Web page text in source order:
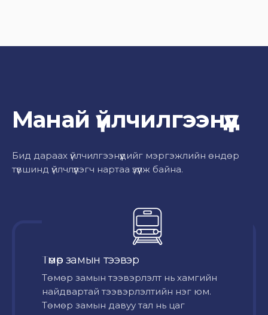
Манай үйлчилгээнүүд
Бид дараах үйлчилгээнүүдийг мэргэжлийн өндөр
түвшинд үйлчлүүлэгч нартаа үзүүлж байна.
Төмөр замын тээвэр
Төмөр замын тээвэрлэлт нь хамгийн
найдвартай тээвэрлэлтийн нэг юм.
Төмөр замын давуу тал нь цаг